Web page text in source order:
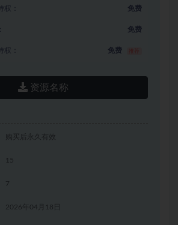
权： 免费
免费
权： 免费
资源名称
购买后永久有效
15
7
2026年04月18日